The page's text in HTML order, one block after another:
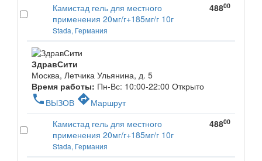
Камистад гель для местного
применения 20мг/г+185мг/г 10г
Stada, Германия
48800
ЗдравСити
Москва, Летчика Ульянина, д. 5
Время работы: Пн-Вс: 10:00-22:00 Открыто
phone ВЫЗОВ directionsМаршрут
Камистад гель для местного
применения 20мг/г+185мг/г 10г
Stada, Германия
48800